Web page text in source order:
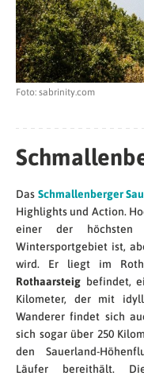
Foto: sabrinity.com
Das Schmallenberger
Highlights und Action.
einer der höchsten
Wintersportgebiet ist,
wird. Er liegt im
Rothaarsteig befindet,
Kilometer, der mit
Wanderer findet sich
sich sogar über 250
den Sauerland-
Läufer bereithält.